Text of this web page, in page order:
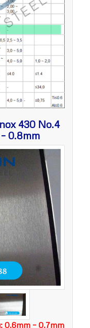
430 No.4
0.8mm
0.6mm – 0.7mm